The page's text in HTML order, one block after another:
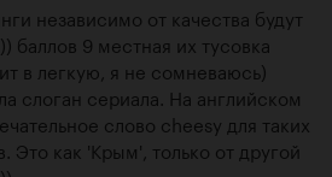
независимо от качества будут
баллов 9 местная их тусовка
в легкую, я не сомневаюсь)
слоган сериала. На английском
слово cheesy для таких
Это как 'Крым', только от другой